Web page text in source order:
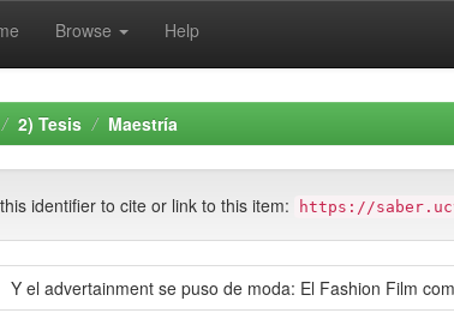
Browse Help
2) Tesis Maestría
identifier to cite or link to this item: https://
Y el advertainment se puso de moda: El Fashion Film